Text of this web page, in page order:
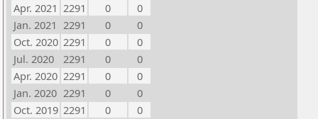
Apr. 2021 2291 0
0
Jan. 2021 2291 0
0
Oct. 2020 2291 0
0
Jul. 2020
2291 0
0
Apr. 2020 2291 0
0
Jan. 2020 2291 0
0
Oct. 2019 2291 0
0